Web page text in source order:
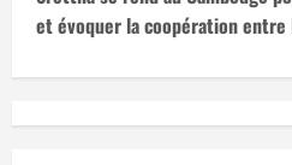
i
g
a
et évoquer la coopération entre